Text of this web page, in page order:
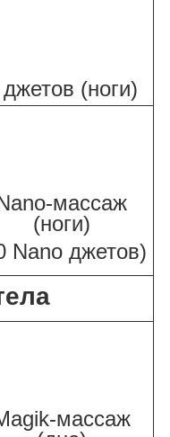
(ноги)
массаж
(ноги)
Nano джетов)
массаж